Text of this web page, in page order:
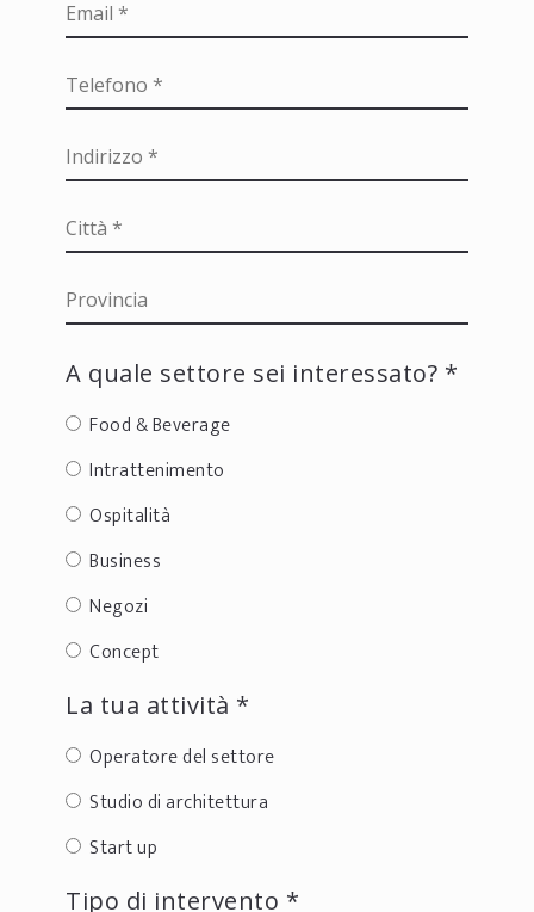
A quale settore sei interessato? *
Food & Beverage
Intrattenimento
Ospitalità
Business
Negozi
Concept
La tua attività *
Operatore del settore
Studio di architettura
Start up
Tipo di intervento *